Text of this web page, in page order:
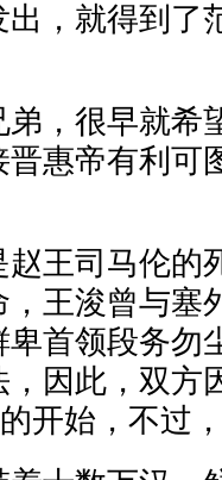
，就得到了
，很早就希
惠帝有利可
王司马伦的
王浚曾与塞
首领段务勿
因此，双方
开始，不过